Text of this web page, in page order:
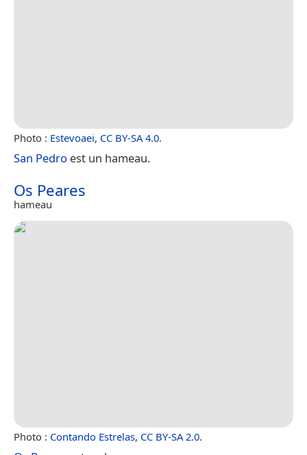
Photo : Estevoaei, CC BY-SA 4.0.
San Pedro est un hameau.
Os Peares
hameau
Photo : Contando Estrelas, CC BY-SA 2.0.